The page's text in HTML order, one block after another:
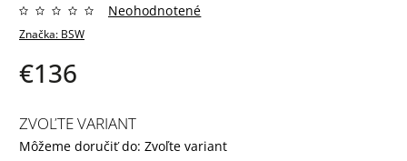
Značka: BSW
Neohodnotené
€136
ZVOĽTE VARIANT
Môžeme doručiť do: Zvoľte variant